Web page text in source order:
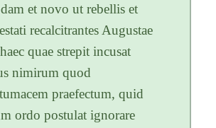
et novo ut rebellis et
recalcitrantes Augustae
quae strepit incusat
nimirum quod
praefectum, quid
ordo postulat ignorare